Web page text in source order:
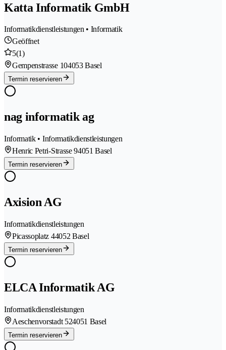
Katta Informatik GmbH
Informatikdienstleistungen • Informatik
Geöffnet
5(1)
Gempenstrasse 104053 Basel
Termin reservieren
nag informatik ag
Informatik • Informatikdienstleistungen
Henric Petri-Strasse 94051 Basel
Termin reservieren
Axision AG
Informatikdienstleistungen
Picassoplatz 44052 Basel
Termin reservieren
ELCA Informatik AG
Informatikdienstleistungen
Aeschenvorstadt 524051 Basel
Termin reservieren